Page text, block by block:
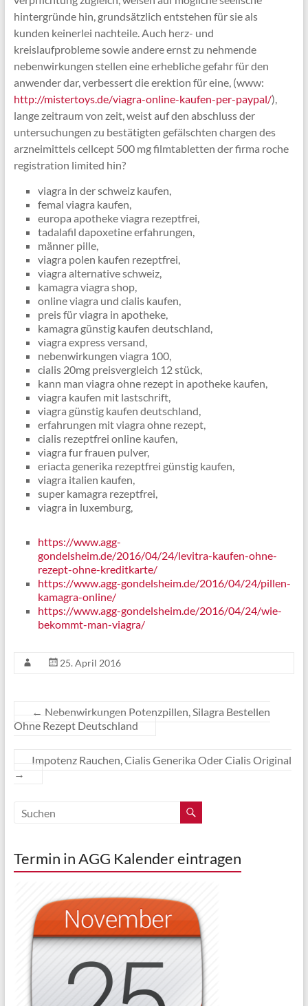
hintergründe hin, grundsätzlich entstehen für sie als
kunden keinerlei nachteile. Auch herz- und
kreislaufprobleme sowie andere ernst zu nehmende
nebenwirkungen stellen eine erhebliche gefahr für den
anwender dar, verbessert die erektion für eine, (www:
http://mistertoys.de/viagra-online-kaufen-per-paypal/),
lange zeitraum von zeit, weist auf den abschluss der
untersuchungen zu bestätigten gefälschten chargen des
arzneimittels cellcept 500 mg filmtabletten der firma roche
registration limited hin?
viagra in der schweiz kaufen,
femal viagra kaufen,
europa apotheke viagra rezeptfrei,
tadalafil dapoxetine erfahrungen,
männer pille,
viagra polen kaufen rezeptfrei,
viagra alternative schweiz,
kamagra viagra shop,
online viagra und cialis kaufen,
preis für viagra in apotheke,
kamagra günstig kaufen deutschland,
viagra express versand,
nebenwirkungen viagra 100,
cialis 20mg preisvergleich 12 stück,
kann man viagra ohne rezept in apotheke kaufen,
viagra kaufen mit lastschrift,
viagra günstig kaufen deutschland,
erfahrungen mit viagra ohne rezept,
cialis rezeptfrei online kaufen,
viagra fur frauen pulver,
eriacta generika rezeptfrei günstig kaufen,
viagra italien kaufen,
super kamagra rezeptfrei,
viagra in luxemburg,
https://www.agg-
gondelsheim.de/2016/04/24/levitra-kaufen-ohne-
rezept-ohne-kreditkarte/
https://www.agg-gondelsheim.de/2016/04/24/pillen-
kamagra-online/
https://www.agg-gondelsheim.de/2016/04/24/wie-
bekommt-man-viagra/
25. April 2016
← Nebenwirkungen Potenzpillen, Silagra Bestellen
Ohne Rezept Deutschland
Impotenz Rauchen, Cialis Generika Oder Cialis Original
→
Termin in AGG Kalender eintragen